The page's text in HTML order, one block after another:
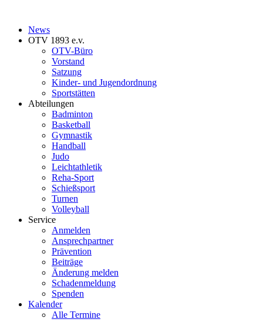
News
OTV 1893 e.v.
OTV-Büro
Vorstand
Satzung
Kinder- und Jugendordnung
Sportstätten
Abteilungen
Badminton
Basketball
Gymnastik
Handball
Judo
Leichtathletik
Reha-Sport
Schießsport
Turnen
Volleyball
Service
Anmelden
Ansprechpartner
Prävention
Beiträge
Änderung melden
Schadenmeldung
Spenden
Kalender
Alle Termine